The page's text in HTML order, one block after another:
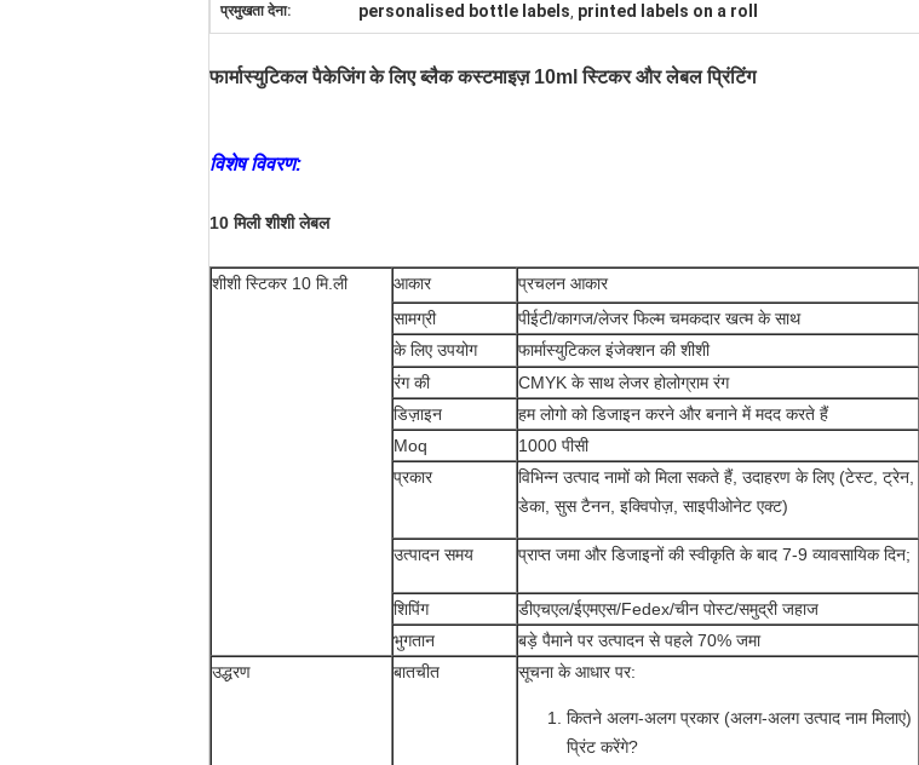
प्रमुखता देना: personalised bottle labels, printed labels on a roll
फार्मास्युटिकल पैकेजिंग के लिए ब्लैक कस्टमाइज़ 10ml स्टिकर और लेबल प्रिंटिंग
विशेष विवरण:
10 मिली शीशी लेबल
शीशी स्टिकर 10 मि.ली आकार
प्रचलन आकार
सामग्री
पीईटी/कागज/लेजर फिल्म चमकदार खत्म के साथ
के लिए उपयोग
फार्मास्युटिकल इंजेक्शन की शीशी
रंग की
CMYK के साथ लेजर होलोग्राम रंग
डिज़ाइन
हम लोगो को डिजाइन करने और बनाने में मदद करते हैं
Moq
1000 पीसी
प्रकार
विभिन्न उत्पाद नामों को मिला सकते हैं, उदाहरण के लिए (टेस्ट, ट्रेन,
डेका, सुस टैनन, इक्विपोज़, साइपीओनेट एक्ट)
उत्पादन समय प्राप्त जमा और डिजाइनों की स्वीकृति के बाद 7-9 व्यावसायिक दिन;
शिपिंग
डीएचएल/ईएमएस/Fedex/चीन पोस्ट/समुद्री जहाज
भुगतान
बड़े पैमाने पर उत्पादन से पहले 70% जमा
उद्धरण
बातचीत सूचना के आधार पर:
कितने अलग-अलग प्रकार (अलग-अलग उत्पाद नाम मिलाएं)
प्रिंट करेंगे?